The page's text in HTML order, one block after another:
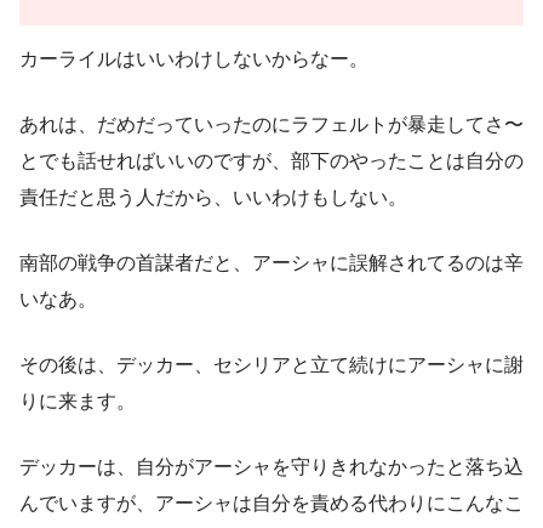
カーライルはいいわけしないからなー。
あれは、だめだっていったのにラフェルトが暴走してさ〜
とでも話せればいいのですが、部下のやったことは自分の
責任だと思う人だから、いいわけもしない。
南部の戦争の首謀者だと、アーシャに誤解されてるのは辛
いなあ。
その後は、デッカー、セシリアと立て続けにアーシャに謝
りに来ます。
デッカーは、自分がアーシャを守りきれなかったと落ち込
んでいますが、アーシャは自分を責める代わりにこんなこ